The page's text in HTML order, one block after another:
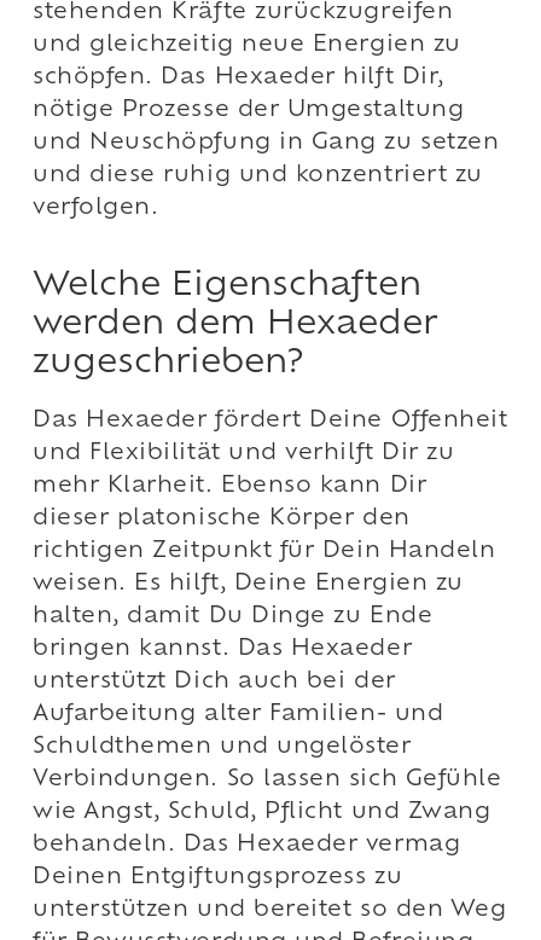
stehenden Kräfte zurückzugreifen
und gleichzeitig neue Energien zu
schöpfen. Das Hexaeder hilft Dir,
nötige Prozesse der Umgestaltung
und Neuschöpfung in Gang zu setzen
und diese ruhig und konzentriert zu
verfolgen.
Welche Eigenschaften
werden dem Hexaeder
zugeschrieben?
Das Hexaeder fördert Deine Offenheit
und Flexibilität und verhilft Dir zu
mehr Klarheit. Ebenso kann Dir
dieser platonische Körper den
richtigen Zeitpunkt für Dein Handeln
weisen. Es hilft, Deine Energien zu
halten, damit Du Dinge zu Ende
bringen kannst. Das Hexaeder
unterstützt Dich auch bei der
Aufarbeitung alter Familien- und
Schuldthemen und ungelöster
Verbindungen. So lassen sich Gefühle
wie Angst, Schuld, Pflicht und Zwang
behandeln. Das Hexaeder vermag
Deinen Entgiftungsprozess zu
unterstützen und bereitet so den Weg